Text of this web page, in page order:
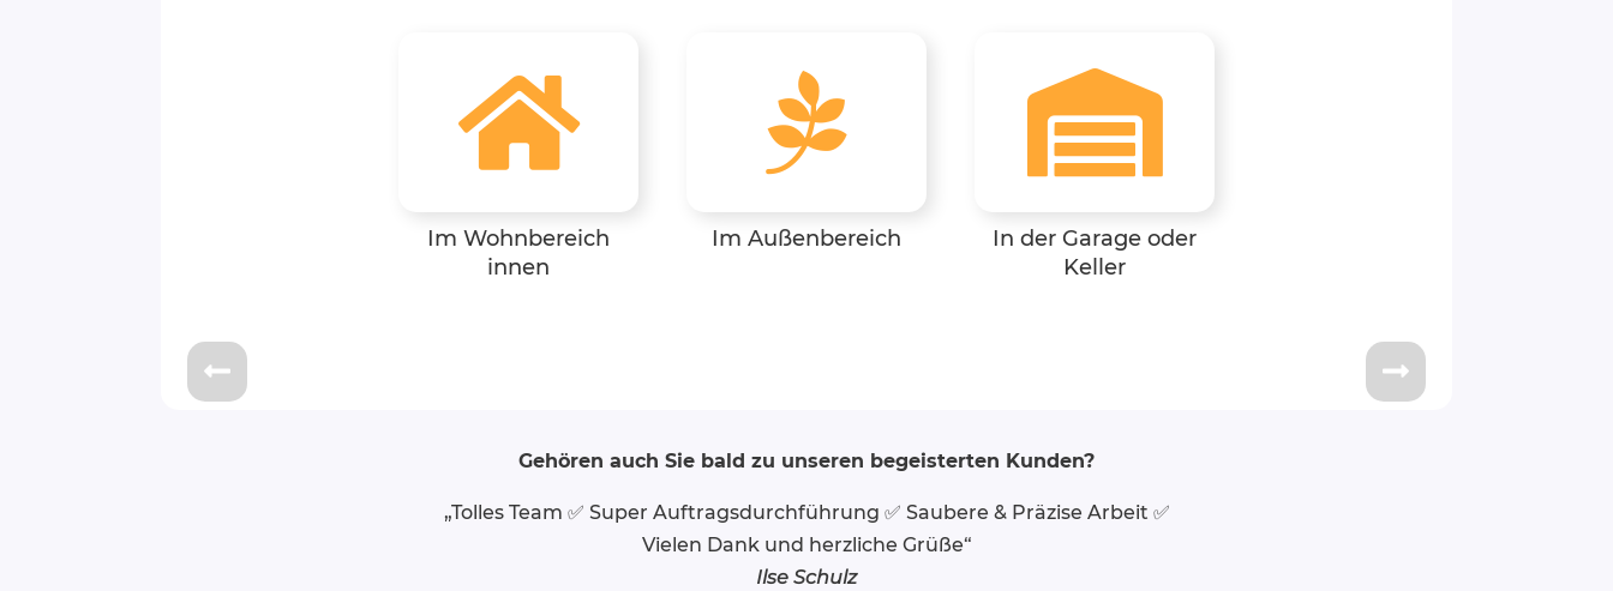
Im Wohnbereich
innen
Im Außenbereich
In der Garage oder
Keller
Gehören auch Sie bald zu unseren begeisterten Kunden?
„Tolles Team ✅ Super Auftragsdurchführung ✅ Saubere & Präzise Arbeit ✅
Vielen Dank und herzliche Grüße“
Ilse Schulz